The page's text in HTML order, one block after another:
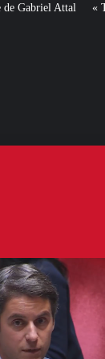
chicha et ta